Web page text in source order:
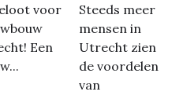
voor
Een
Steeds meer
mensen in
Utrecht zien
de voordelen
van